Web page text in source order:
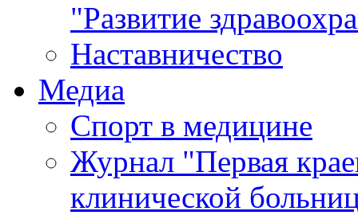
"Развитие
Наставничество
Медиа
Спорт в медицине
Журнал "Первая
клинической